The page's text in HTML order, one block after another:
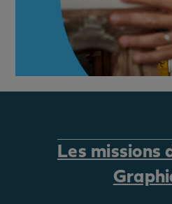
Les missions